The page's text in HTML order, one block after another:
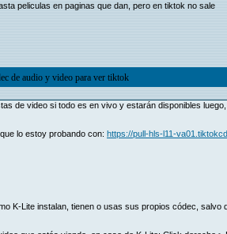
peliculas en paginas que dan, pero en tiktok no sale
de audio y video para ver tiktok
de video si todo es en vivo y estarán disponibles
lo estoy probando con: https://pull-hls-l11-
K-Lite instalan, tienen o usas sus propios códec, salvo